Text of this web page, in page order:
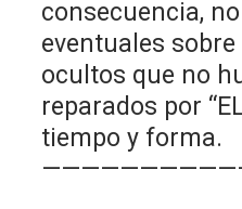
consecuencia,
eventuales
ocultos que no
reparados por
tiempo y forma.